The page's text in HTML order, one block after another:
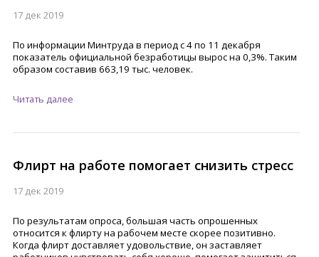
17 дек 2019
По информации Минтруда в период с 4 по 11 декабря
показатель официальной безработицы вырос на 0,3%. Таким
образом составив 663,19 тыс. человек.
Читать далее
Флирт на работе помогает снизить стресс
17 дек 2019
По результатам опроса, большая часть опрошенных
относится к флирту на рабочем месте скорее позитивно.
Когда флирт доставляет удовольствие, он заставляет